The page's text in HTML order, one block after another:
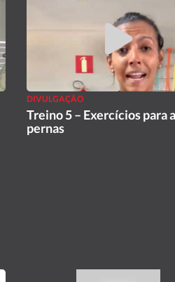
DIVULGAÇÃO
Treino 5 – Exercícios para
pernas